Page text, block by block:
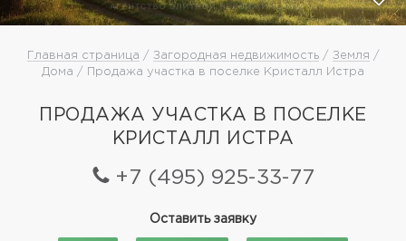
Главная страница / Загородная недвижимость/ Земля /
Дома / Продажа участка в поселке Кристалл Истра
ПРОДАЖА УЧАСТКА В ПОСЕЛКЕ
КРИСТАЛЛ ИСТРА
+7 (495) 925-33-77
Оставить заявку